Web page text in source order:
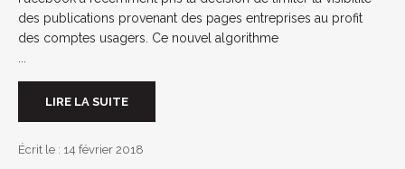
des publications provenant des pages entreprises au profit
des comptes usagers. Ce nouvel algorithme
LIRE LA SUITE
Écrit le : 14 février 2018